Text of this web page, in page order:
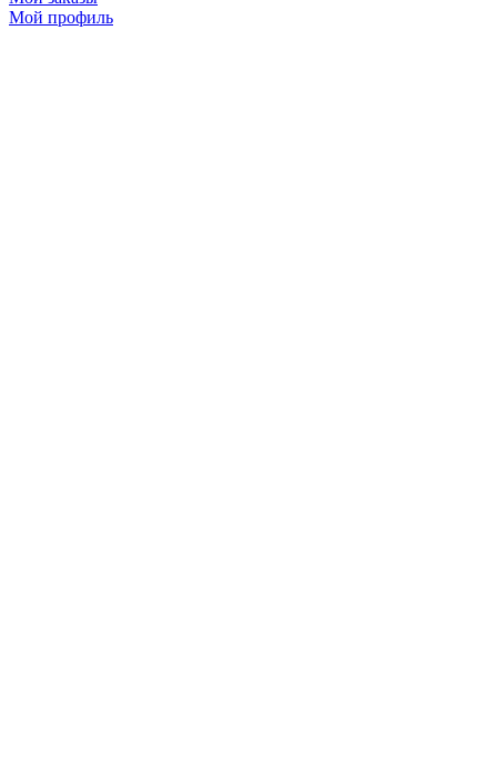
Мой профиль